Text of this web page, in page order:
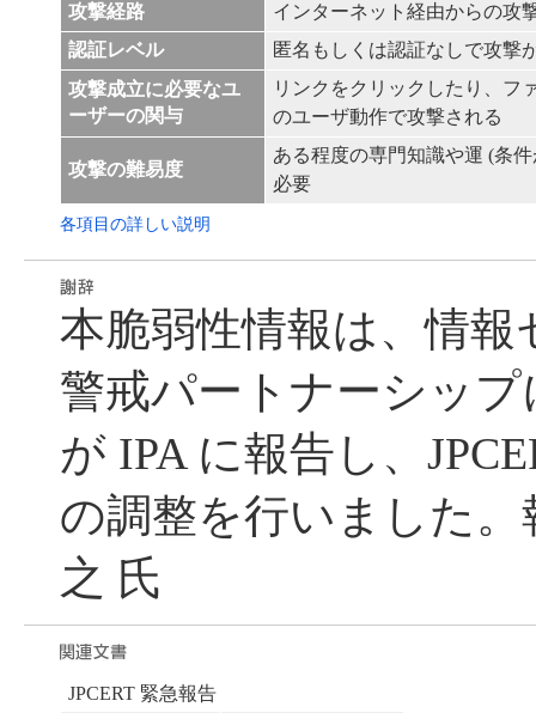
攻撃経路
インターネット経由からの攻
認証レベル
匿名もしくは認証なしで攻撃
攻撃成立に必要なユ
ーザーの関与
リンクをクリックしたり、フ
のユーザ動作で攻撃される
攻撃の難易度
ある程度の専門知識や運 (条
必要
各項目の詳しい説明
本脆弱性情報は、情
警戒パートナーシッ
が IPA に報告し、
の調整を行いました
之 氏
JPCERT 緊急報告